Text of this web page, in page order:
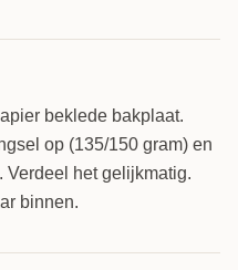
beklede bakplaat.
op (135/150 gram) en
Verdeel het gelijkmatig.
binnen.